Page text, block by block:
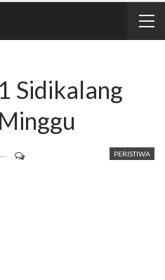
Sidikalang
PERISTIWA